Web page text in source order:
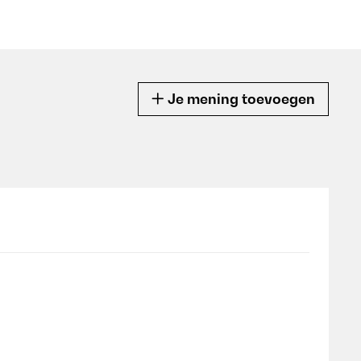
Je mening toevoegen